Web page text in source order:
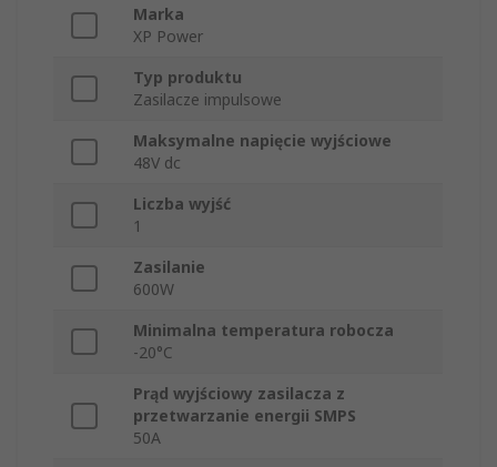
Marka
XP Power
Typ produktu
Zasilacze impulsowe
Maksymalne napięcie wyjściowe
48V dc
Liczba wyjść
1
Zasilanie
600W
Minimalna temperatura robocza
-20°C
Prąd wyjściowy zasilacza z
przetwarzanie energii SMPS
50A